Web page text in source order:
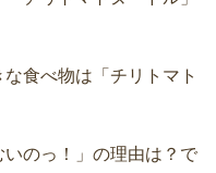
食べ物は「チリトマト
のっ！」の理由は？で